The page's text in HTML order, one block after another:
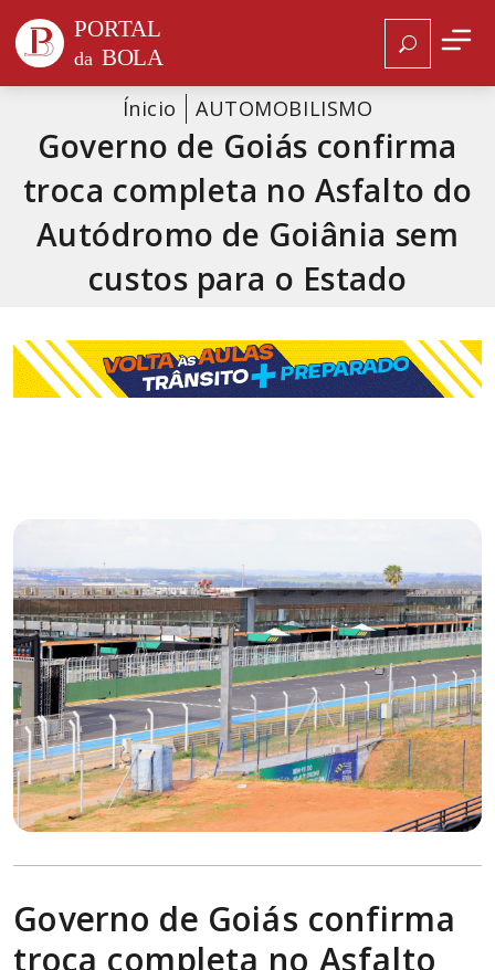
Ínicio AUTOMOBILISMO
Governo de Goiás confirma
troca completa no Asfalto do
Autódromo de Goiânia sem
custos para o Estado
Governo de Goiás confirma
troca completa no Asfalto